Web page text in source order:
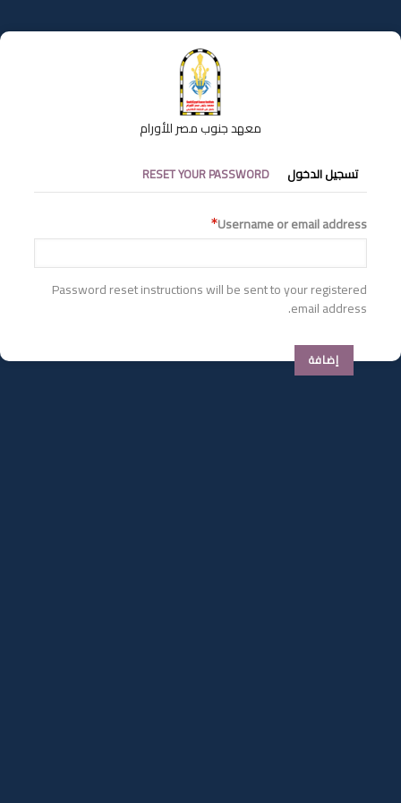
إلى
المحتوى
معهد جنوب مصر للأورام
التبويبات
الأساسية
تسجيل الدخول RESET YOUR PASSWORD
Username or email address
Password reset instructions will be sent to your registered
email address.